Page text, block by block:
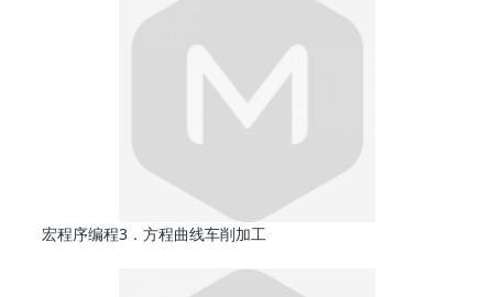
宏程序编程3．方程曲线车削加工